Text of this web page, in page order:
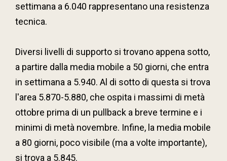
settimana a 6.040 rappresentano una resistenza
tecnica.
Diversi livelli di supporto si trovano appena sotto,
a partire dalla media mobile a 50 giorni, che entra
in settimana a 5.940. Al di sotto di questa si trova
l'area 5.870-5.880, che ospita i massimi di metà
ottobre prima di un pullback a breve termine e i
minimi di metà novembre. Infine, la media mobile
a 80 giorni, poco visibile (ma a volte importante),
si trova a 5.845.